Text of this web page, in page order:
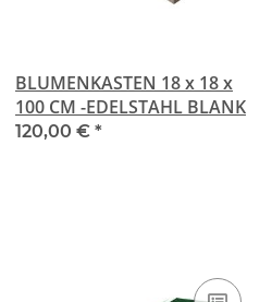
BLUMENKASTEN 18 x 18 x
100 CM -EDELSTAHL BLANK
120,00 € *